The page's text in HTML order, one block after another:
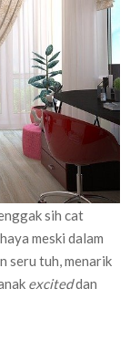
sih cat
meski dalam
seru tuh, menarik
exciteddan